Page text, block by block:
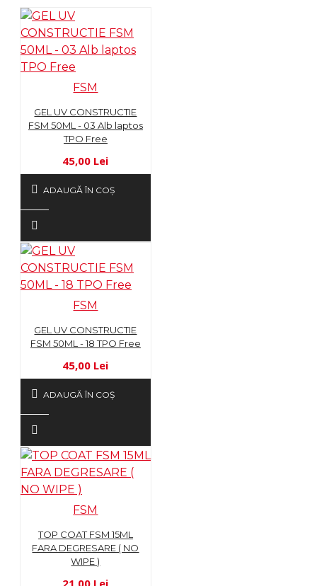
FSM
GEL UV CONSTRUCTIE
FSM 50ML - 03 Alb laptos
TPO Free
45,00 Lei
ADAUGĂ ÎN COŞ
FSM
GEL UV CONSTRUCTIE
FSM 50ML - 18 TPO Free
45,00 Lei
ADAUGĂ ÎN COŞ
FSM
TOP COAT FSM 15ML
FARA DEGRESARE ( NO
WIPE )